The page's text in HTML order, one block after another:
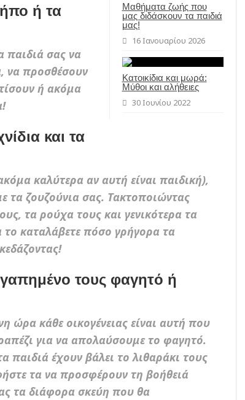
Μαθήματα ζωής που
μας διδάσκουν τα παιδιά
μας!
16 Ιανουαρίου 2026
Κατοικίδια και μωρά:
Μύθοι και αλήθειες
30 Ιουνίου 2022
ή τα
παιδιά σας να
να προσθέσουν
ή ακόμα
και τα
καλύτερα αν αυτή είναι παιδική),
τα ζουζούνια σας. Τακτοποιώντας
τα ρούχα τους και γενικότερα τα
καταλάβετε πόσο γρήγορα τα
τους φαγητό ή
ώρα κάθε οικογένειας είναι αυτή που
για να απολαύσουμε το φαγητό.
παιδιά έχουν βάλει το λιθαράκι τους
τα να προσφέρουν τη βοήθειά
τα διάφορα σκεύη που θα